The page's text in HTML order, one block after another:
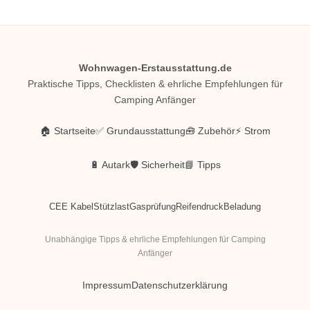
Wohnwagen-Erstausstattung.de
Praktische Tipps, Checklisten & ehrliche Empfehlungen für
Camping Anfänger
🏠 Startseite✅ Grundausstattung🧰 Zubehör⚡ Strom
🔋 Autark🛡️ Sicherheit📘 Tipps
CEE KabelStützlastGasprüfungReifendruckBeladung
Unabhängige Tipps & ehrliche Empfehlungen für Camping
Anfänger
ImpressumDatenschutzerklärung